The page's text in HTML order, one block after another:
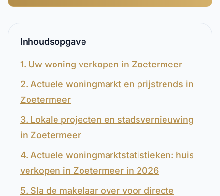
Inhoudsopgave
1. Uw woning verkopen in Zoetermeer
2. Actuele woningmarkt en prijstrends in
Zoetermeer
3. Lokale projecten en stadsvernieuwing
in Zoetermeer
4. Actuele woningmarktstatistieken: huis
verkopen in Zoetermeer in 2026
5. Sla de makelaar over voor directe